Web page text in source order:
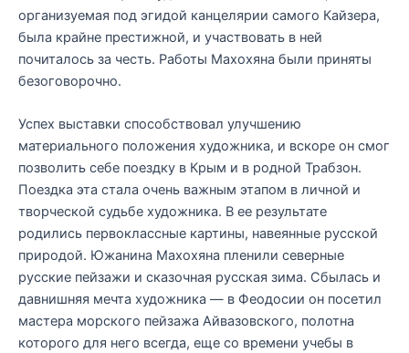
организуемая под эгидой канцелярии самого Кайзера,
была крайне престижной, и участвовать в ней
почиталось за честь. Работы Махохяна были приняты
безоговорочно.
Успех выставки способствовал улучшению
материального положения художника, и вскоре он смог
позволить себе поездку в Крым и в родной Трабзон.
Поездка эта стала очень важным этапом в личной и
творческой судьбе художника. В ее результате
родились первоклассные картины, навеянные русской
природой. Южанина Махохяна пленили северные
русские пейзажи и сказочная русская зима. Сбылась и
давнишняя мечта художника — в Феодосии он посетил
мастера морского пейзажа Айвазовского, полотна
которого для него всегда, еще со времени учебы в